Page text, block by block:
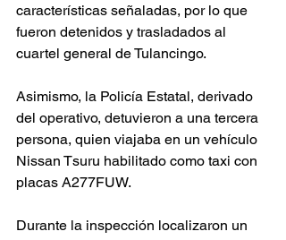
características señaladas, por lo que
fueron detenidos y trasladados al
cuartel general de Tulancingo.
Asimismo, la Policía Estatal, derivado
del operativo, detuvieron a una tercera
persona, quien viajaba en un vehículo
Nissan Tsuru habilitado como taxi con
placas A277FUW.
Durante la inspección localizaron un